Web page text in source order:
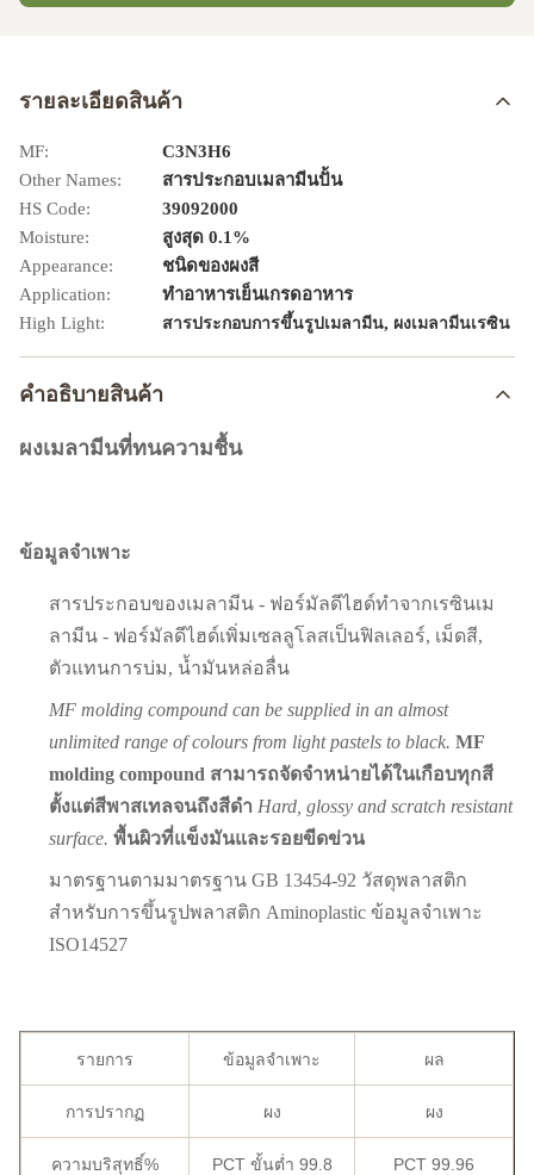
รายละเอียดสินค้า
MF:
C3N3H6
Other Names:
สารประกอบเมลามีนปั้น
HS Code:
39092000
Moisture:
สูงสุด 0.1%
Appearance:
ชนิดของผงสี
Application:
ทำอาหารเย็นเกรดอาหาร
High Light:
สารประกอบการขึ้นรูปเมลามีน, ผงเมลามีนเรซิน
คําอธิบายสินค้า
ผงเมลามีนที่ทนความชื้น
ข้อมูลจำเพาะ
สารประกอบของเมลามีน - ฟอร์มัลดีไฮด์ทำจากเรซินเม
ลามีน - ฟอร์มัลดีไฮด์เพิ่มเซลลูโลสเป็นฟิลเลอร์, เม็ดสี,
ตัวแทนการบ่ม, น้ำมันหล่อลื่น
MF molding compound can be supplied in an almost
unlimited range of colours from light pastels to black. MF
molding compound สามารถจัดจำหน่ายได้ในเกือบทุกสี
ตั้งแต่สีพาสเทลจนถึงสีดำ Hard, glossy and scratch resistant
surface. พื้นผิวที่แข็งมันและรอยขีดข่วน
มาตรฐานตามมาตรฐาน GB 13454-92 วัสดุพลาสติก
สำหรับการขึ้นรูปพลาสติก Aminoplastic ข้อมูลจำเพาะ
ISO14527
รายการ ข้อมูลจำเพาะ ผล
การปรากฏ ผง ผง
ความบริสุทธิ์% PCT ขั้นต่ำ 99.8 PCT 99.96